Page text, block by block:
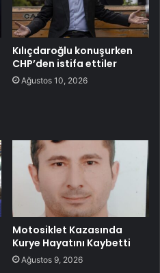
Kılıçdaroğlu konuşurken
CHP’den istifa ettiler
Ağustos 10, 2026
Motosiklet Kazasında
Kurye Hayatını Kaybetti
Ağustos 9, 2026